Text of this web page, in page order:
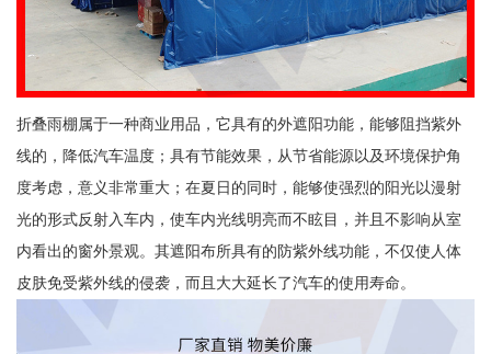
折叠雨棚属于一种商业用品，它具有的外遮阳功能，能够阻挡紫外
线的，降低汽车温度；具有节能效果，从节省能源以及环境保护角
度考虑，意义非常重大；在夏日的同时，能够使强烈的阳光以漫射
光的形式反射入车内，使车内光线明亮而不眩目，并且不影响从室
内看出的窗外景观。其遮阳布所具有的防紫外线功能，不仅使人体
皮肤免受紫外线的侵袭，而且大大延长了汽车的使用寿命。